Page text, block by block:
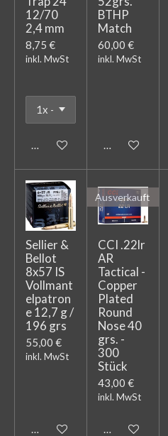
12/70
2,4 mm
8,75 €
inkl. MwSt
In den Warenkorb
BTHP
Match
60,00 €
inkl. MwSt
In den
Sellier &
Bellot
8x57 IS
Vollmant
elpatron
e 12,7 g /
196 grs
55,00 €
inkl. MwSt
In den Warenkorb
Ausverkauft
CCI .22lr
AR
Tactical -
Copper
Plated
Round
Nose 40
grs. -
300
Stück
43,00 €
inkl. MwSt
Bei